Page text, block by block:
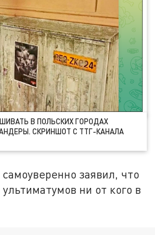
В ПОЛЬСКИХ ГОРОДАХ
СКРИНШОТ С ТТГ-КАНАЛА
заявил, что
ни от кого в